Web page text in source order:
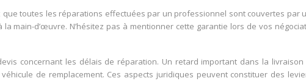
que toutes les réparations effectuées par un professionnel sont couvertes
la main-d’œuvre. N’hésitez pas à mentionner cette garantie lors de vos
concernant les délais de réparation. Un retard important dans la
de remplacement. Ces aspects juridiques peuvent constituer des